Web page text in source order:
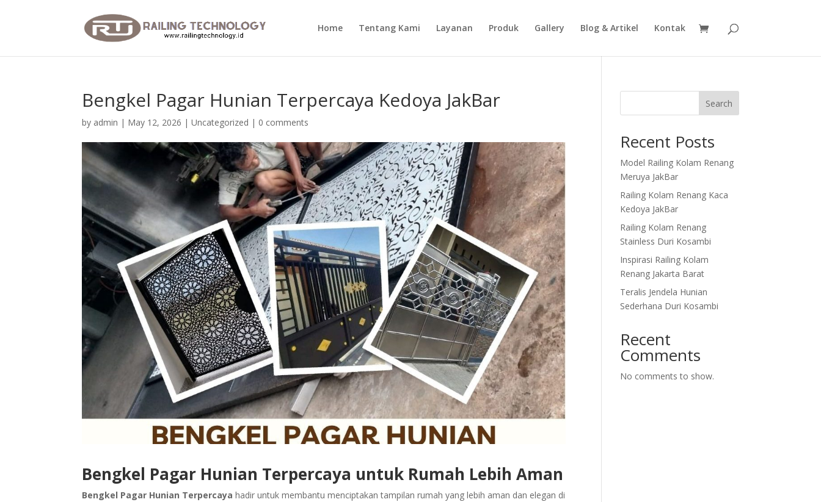
Home Tentang Kami Layanan Produk Gallery Blog & Artikel Kontak
Bengkel Pagar Hunian Terpercaya Kedoya JakBar
by admin | May 12, 2026 |Uncategorized | 0 comments
Bengkel Pagar Hunian Terpercaya untuk Rumah Lebih Aman
Bengkel Pagar Hunian Terpercaya hadir untuk membantu menciptakan tampilan rumah yang lebih aman dan elegan di
Search
Recent Posts
Model Railing Kolam Renang
Meruya JakBar
Railing Kolam Renang Kaca
Kedoya JakBar
Railing Kolam Renang
Stainless Duri Kosambi
Inspirasi Railing Kolam
Renang Jakarta Barat
Teralis Jendela Hunian
Sederhana Duri Kosambi
Recent
Comments
No comments to show.